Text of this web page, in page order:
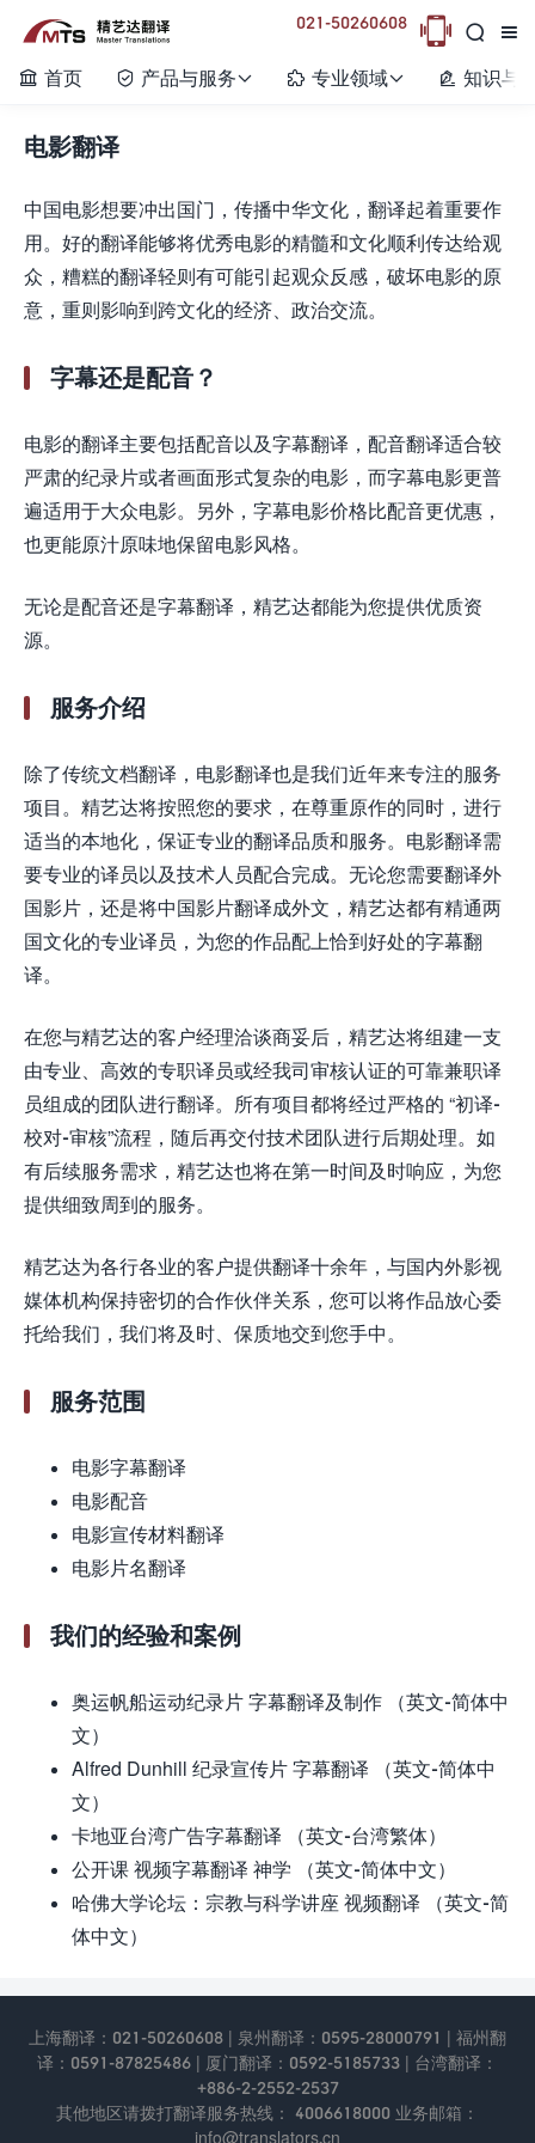


021-50260608 
 首页  产品与服务  专业领域  知识与
电影翻译
中国电影想要冲出国门，传播中华文化，翻译起着重要作
用。好的翻译能够将优秀电影的精髓和文化顺利传达给观
众，糟糕的翻译轻则有可能引起观众反感，破坏电影的原
意，重则影响到跨文化的经济、政治交流。
字幕还是配音？
电影的翻译主要包括配音以及字幕翻译，配音翻译适合较
严肃的纪录片或者画面形式复杂的电影，而字幕电影更普
遍适用于大众电影。另外，字幕电影价格比配音更优惠，
也更能原汁原味地保留电影风格。
无论是配音还是字幕翻译，精艺达都能为您提供优质资
源。
服务介绍
除了传统文档翻译，电影翻译也是我们近年来专注的服务
项目。精艺达将按照您的要求，在尊重原作的同时，进行
适当的本地化，保证专业的翻译品质和服务。电影翻译需
要专业的译员以及技术人员配合完成。无论您需要翻译外
国影片，还是将中国影片翻译成外文，精艺达都有精通两
国文化的专业译员，为您的作品配上恰到好处的字幕翻
译。
在您与精艺达的客户经理洽谈商妥后，精艺达将组建一支
由专业、高效的专职译员或经我司审核认证的可靠兼职译
员组成的团队进行翻译。所有项目都将经过严格的 “初译-
校对-审核”流程，随后再交付技术团队进行后期处理。如
有后续服务需求，精艺达也将在第一时间及时响应，为您
提供细致周到的服务。
精艺达为各行各业的客户提供翻译十余年，与国内外影视
媒体机构保持密切的合作伙伴关系，您可以将作品放心委
托给我们，我们将及时、保质地交到您手中。
服务范围
电影字幕翻译
电影配音
电影宣传材料翻译
电影片名翻译
我们的经验和案例
奥运帆船运动纪录片 字幕翻译及制作 （英文-简体中
文）
Alfred Dunhill 纪录宣传片 字幕翻译 （英文-简体中
文）
卡地亚台湾广告字幕翻译 （英文-台湾繁体）
公开课 视频字幕翻译 神学 （英文-简体中文）
哈佛大学论坛：宗教与科学讲座 视频翻译 （英文-简
体中文）
上海翻译：021-50260608 | 泉州翻译：0595-28000791 | 福州翻
译：0591-87825486 | 厦门翻译：0592-5185733 | 台湾翻译：
+886-2-2552-2537
其他地区请拨打翻译服务热线： 4006618000 业务邮箱：
info@translators.cn